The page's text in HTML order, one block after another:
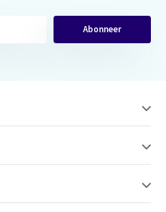
Abonneer